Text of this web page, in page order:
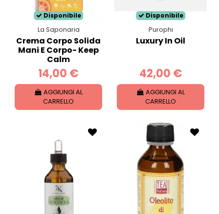
Disponibile
La Saponaria
Crema Corpo Solida
Mani E Corpo- Keep
Calm
14,00 €
AGGIUNGI AL
CARRELLO
Disponibile
Purophi
Luxury In Oil
42,00 €
AGGIUNGI AL
CARRELLO